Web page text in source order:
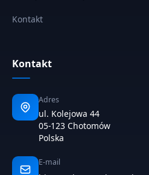
Kontakt
Kontakt
Adres
ul. Kolejowa 44
05-123 Chotomów
Polska
E-mail